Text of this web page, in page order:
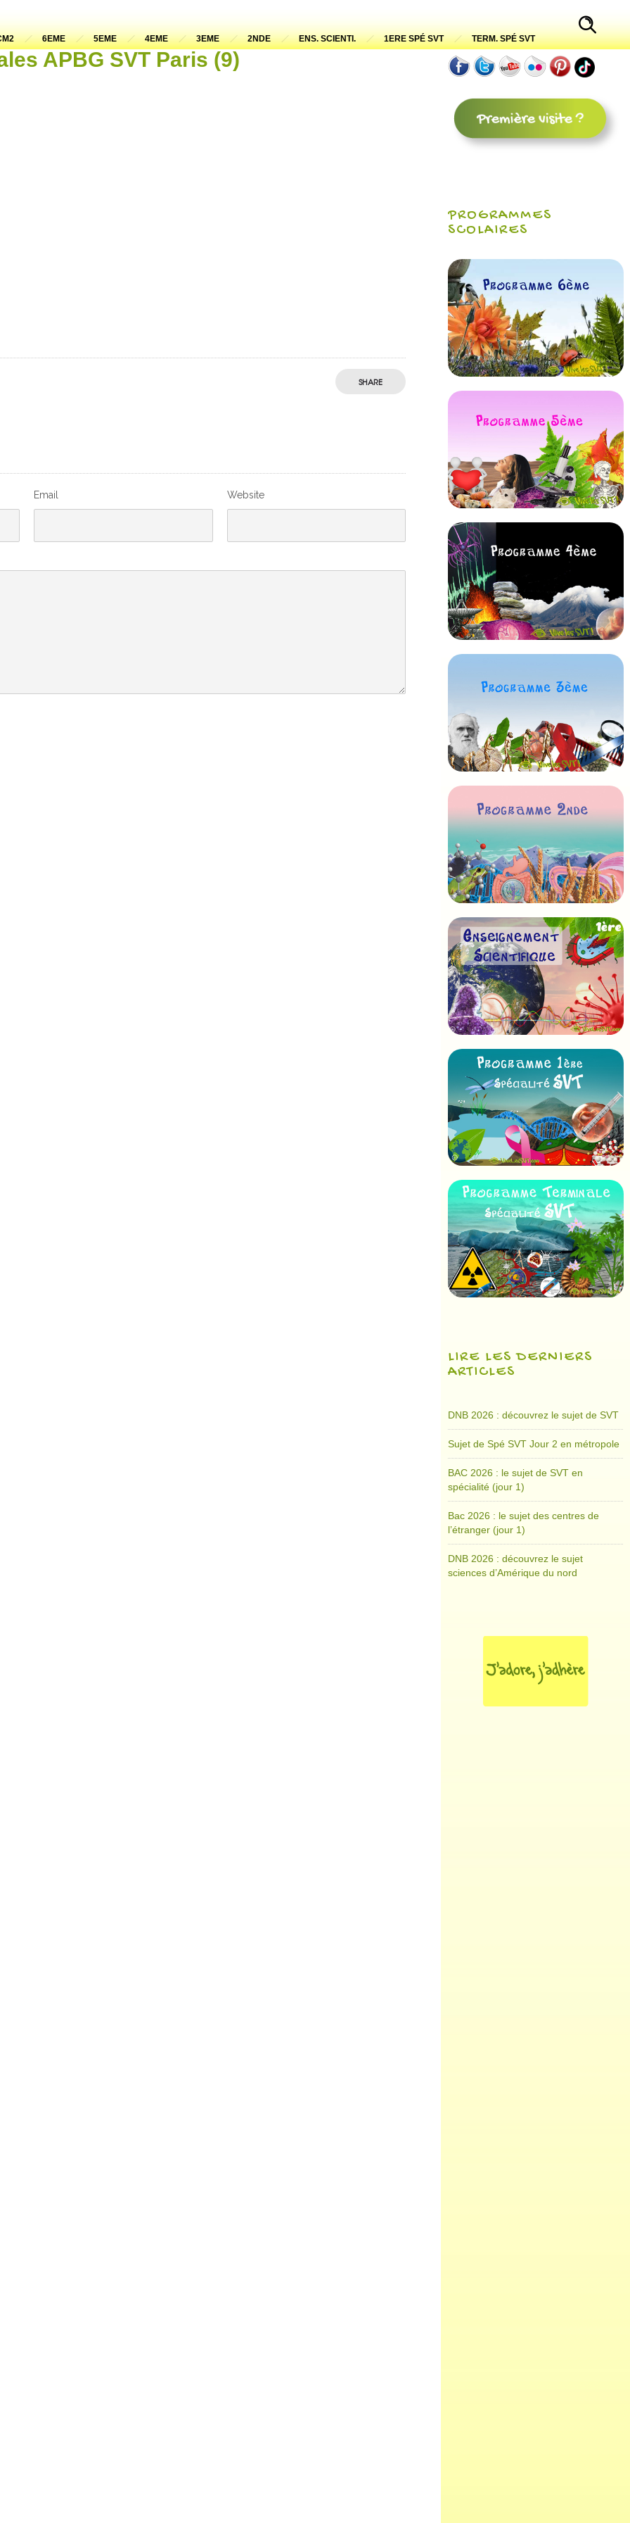
6EME 5EME 4EME 3EME 2NDE ENS. SCIENTI. 1ERE SPÉ SVT TERM. SPÉ SVT
APBG SVT Paris (9)
SHARE
Email Website
PROGRAMMES
SCOLAIRES
LIRE LES DERNIERS
ARTICLES
DNB 2026 : découvrez le sujet de SVT
Sujet de Spé SVT Jour 2 en métropole
BAC 2026 : le sujet de SVT en
spécialité (jour 1)
Bac 2026 : le sujet des centres de
l’étranger (jour 1)
DNB 2026 : découvrez le sujet
sciences d’Amérique du nord